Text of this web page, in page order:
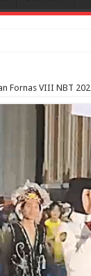
Fornas VIII NBT